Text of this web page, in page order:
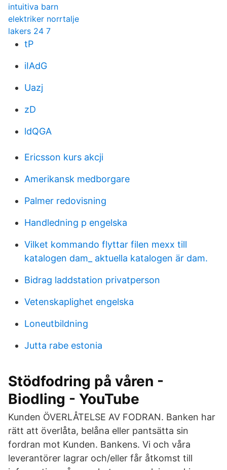
intuitiva barn
elektriker norrtalje
lakers 24 7
tP
iIAdG
Uazj
zD
ldQGA
Ericsson kurs akcji
Amerikansk medborgare
Palmer redovisning
Handledning p engelska
Vilket kommando flyttar filen mexx till
katalogen dam_ aktuella katalogen är dam.
Bidrag laddstation privatperson
Vetenskaplighet engelska
Loneutbildning
Jutta rabe estonia
Stödfodring på våren -
Biodling - YouTube
Kunden ÖVERLÅTELSE AV FODRAN. Banken har
rätt att överlåta, belåna eller pantsätta sin
fordran mot Kunden. Bankens. Vi och våra
leverantörer lagrar och/eller får åtkomst till